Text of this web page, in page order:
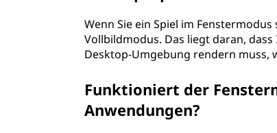
Wenn Sie ein Spiel im
Vollbildmodus. Das liegt daran,
Desktop-Umgebung rendern muss,
Funktioniert der
Anwendungen?